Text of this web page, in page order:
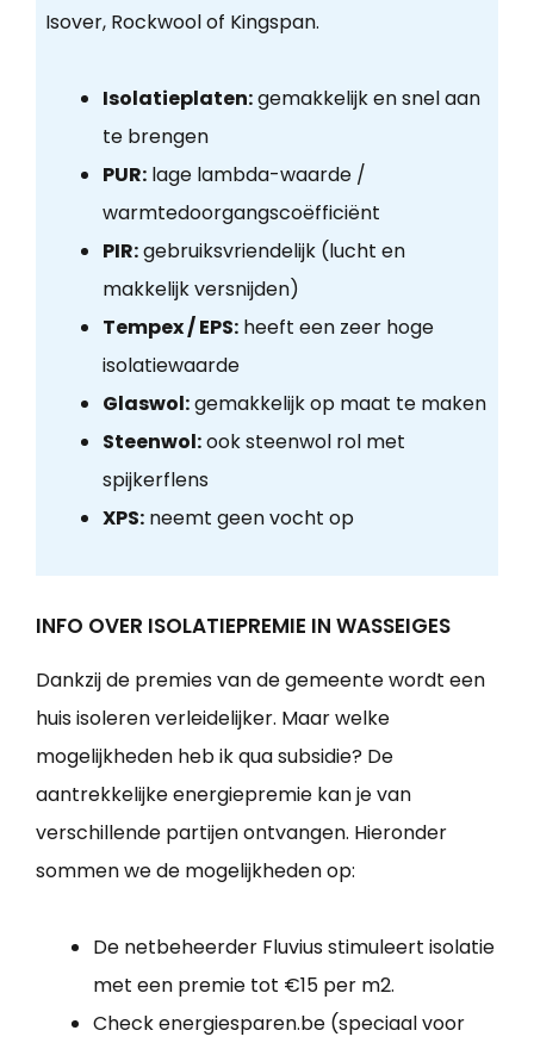
Isover, Rockwool of Kingspan.
Isolatieplaten:gemakkelijk en snel aan
te brengen
PUR:lage lambda-waarde /
warmtedoorgangscoëfficiënt
PIR:gebruiksvriendelijk (lucht en
makkelijk versnijden)
Tempex / EPS:heeft een zeer hoge
isolatiewaarde
Glaswol:gemakkelijk op maat te maken
Steenwol:ook steenwol rol met
spijkerflens
XPS:neemt geen vocht op
INFO OVER ISOLATIEPREMIE IN WASSEIGES
Dankzij de premies van de gemeente wordt een
huis isoleren verleidelijker. Maar welke
mogelijkheden heb ik qua subsidie? De
aantrekkelijke energiepremie kan je van
verschillende partijen ontvangen. Hieronder
sommen we de mogelijkheden op:
De netbeheerder Fluvius stimuleert isolatie
met een premie tot €15 per m2.
Check energiesparen.be (speciaal voor